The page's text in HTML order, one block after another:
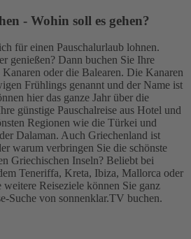
- Wohin soll es gehen?
für einen Pauschalurlaub lohnen.
genießen? Dann buchen Sie Ihre
Kanaren oder die Balearen. Die Kanaren
Frühlings genannt und der Name ist
hier das ganze Jahr über die
günstige Pauschalreise aus Hotel und
Regionen wie die Türkei und
Dalaman. Auch Griechenland ist
warum verbringen Sie die schönste
Griechischen Inseln? Beliebt bei
Teneriffa, Kreta, Ibiza, Mallorca oder
Reiseziele können Sie ganz
Suche von sonnenklar.TV buchen.